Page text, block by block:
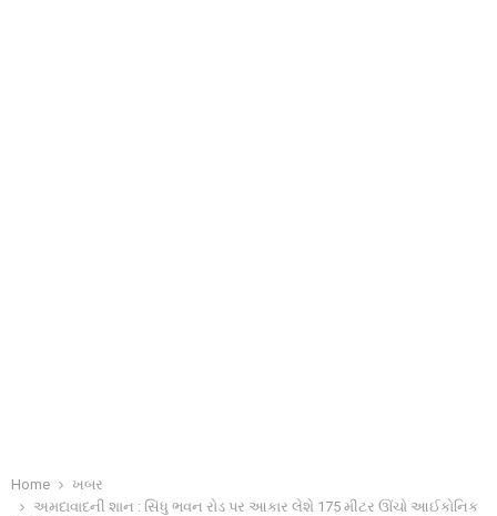
Home
ખબર
અમદાવાદની શાન : સિંધુ ભવન રોડ પર આકાર લેશે 175 મીટર ઊંચો આઈકોનિક